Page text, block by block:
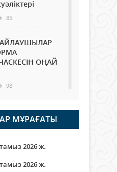
85
ОҢАЙ
98
облысы
20
етті
МҰРАҒАТЫ
2026 ж.
2026 ж.